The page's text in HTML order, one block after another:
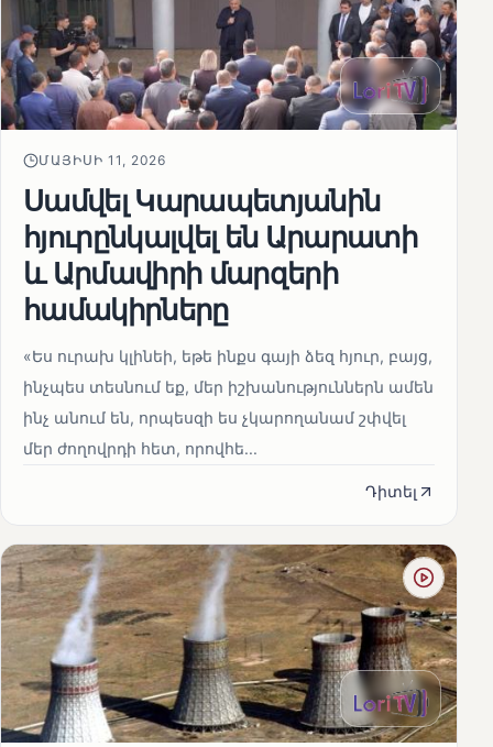
ՄԱՅԻՍԻ 11, 2026
Սամվել Կարապետյանին
հյուրընկալվել են Արարատի
և Արմավիրի մարզերի
համակիրները
«Ես ուրախ կլինեի, եթե ինքս գայի ձեզ հյուր, բայց,
ինչպես տեսնում եք, մեր իշխանություններն ամեն
ինչ անում են, որպեսզի ես չկարողանամ շփվել
մեր ժողովրդի հետ, որովհե...
Դիտել